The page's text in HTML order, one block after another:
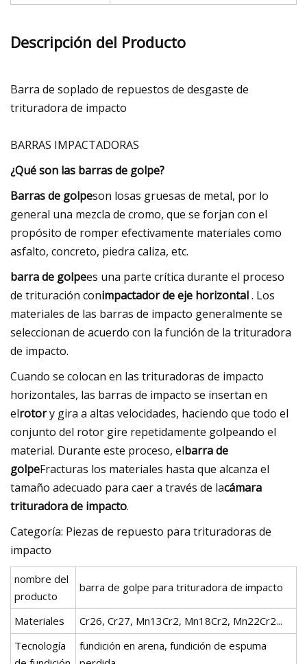
Descripción del Producto
Barra de soplado de repuestos de desgaste de
trituradora de impacto
BARRAS IMPACTADORAS
¿Qué son las barras de golpe?
Barras de golpeson losas gruesas de metal, por lo
general una mezcla de cromo, que se forjan con el
propósito de romper efectivamente materiales como
asfalto, concreto, piedra caliza, etc.
barra de golpees una parte crítica durante el proceso
de trituración conimpactador de eje horizontal. Los
materiales de las barras de impacto generalmente se
seleccionan de acuerdo con la función de la trituradora
de impacto.
Cuando se colocan en las trituradoras de impacto
horizontales, las barras de impacto se insertan en
elrotory gira a altas velocidades, haciendo que todo el
conjunto del rotor gire repetidamente golpeando el
material. Durante este proceso, elbarra de
golpeFracturas los materiales hasta que alcanza el
tamaño adecuado para caer a través de lacámara
trituradora de impacto.
Categoría: Piezas de repuesto para trituradoras de
impacto
nombre del
producto
barra de golpe para trituradora de impacto
Materiales
Cr26, Cr27, Mn13Cr2, Mn18Cr2, Mn22Cr2...
Tecnología
fundición en arena, fundición de espuma